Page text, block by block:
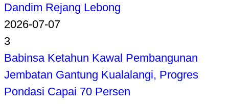
Dandim Rejang Lebong
2026-07-07
3
Babinsa Ketahun Kawal Pembangunan
Jembatan Gantung Kualalangi, Progres
Pondasi Capai 70 Persen